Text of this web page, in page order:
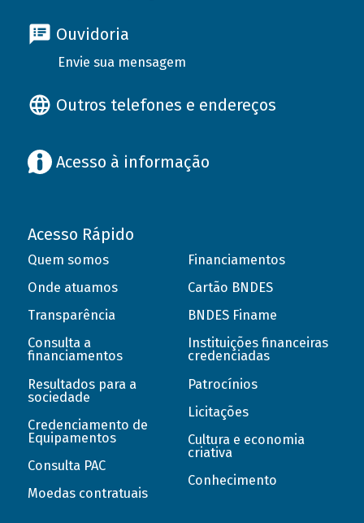
Ouvidoria
Envie sua mensagem
Outros telefones e endereços
Acesso à informação
Acesso Rápido
Quem somos
Onde atuamos
Transparência
Consulta a
financiamentos
Resultados para a
sociedade
Credenciamento de
Equipamentos
Consulta PAC
Moedas contratuais
Financiamentos
Cartão BNDES
BNDES Finame
Instituições financeiras
credenciadas
Patrocínios
Licitações
Cultura e economia
criativa
Conhecimento